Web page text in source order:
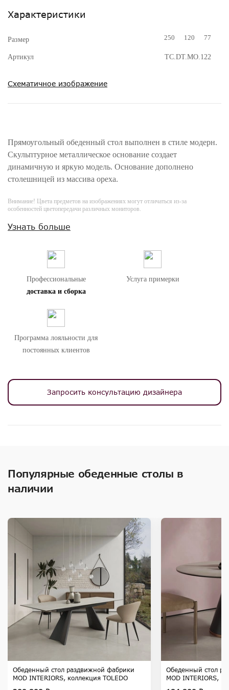
Характеристики
Размер 250 120 77
Артикул TC.DT.MO.122
Схематичное изображение
Прямоугольный обеденный стол выполнен в стиле модерн.
Скульптурное металлическое основание создает
динамичную и яркую модель. Основание дополнено
столешницей из массива ореха.
Внимание! Цвета предметов на изображениях могут отличаться из-за
особенностей цветопередачи различных мониторов.
Узнать больше
Профессиональные
доставка и сборка
Услуга примерки
Программа лояльности для
постоянных клиентов
Запросить консультацию дизайнера
Популярные обеденные столы в
наличии
Обеденный стол раздвижной фабрики
MOD INTERIORS, коллекция TOLEDO
Обеденный стол
MOD INTERIORS,